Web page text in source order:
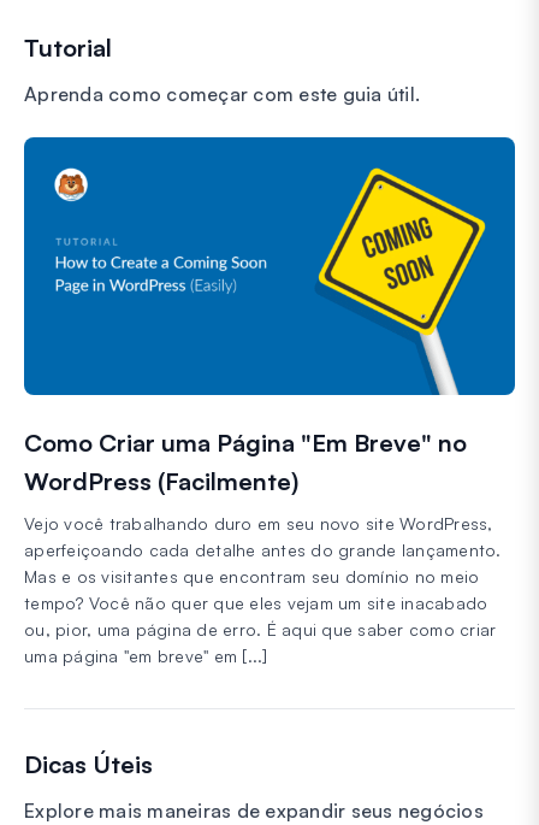
Tutorial
Aprenda como começar com este guia útil.
Como Criar uma Página "Em Breve" no
WordPress (Facilmente)
Vejo você trabalhando duro em seu novo site WordPress,
aperfeiçoando cada detalhe antes do grande lançamento.
Mas e os visitantes que encontram seu domínio no meio
tempo? Você não quer que eles vejam um site inacabado
ou, pior, uma página de erro. É aqui que saber como criar
uma página "em breve" em [...]
Dicas Úteis
Explore mais maneiras de expandir seus negócios